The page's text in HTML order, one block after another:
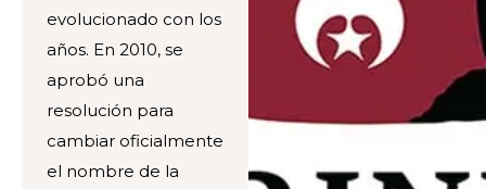
evolucionado con los
años. En 2010, se
aprobó una
resolución para
cambiar oficialmente
el nombre de la